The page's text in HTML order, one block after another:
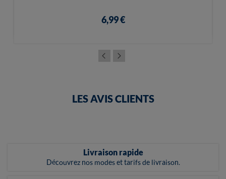
6,99 €
LES AVIS CLIENTS
Livraison rapide
Découvrez nos modes et tarifs de livraison.